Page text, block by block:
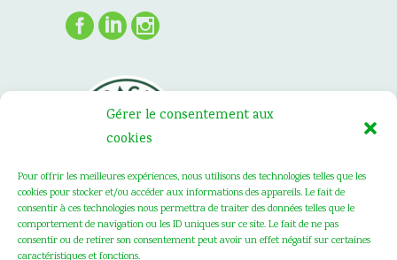
Gérer le consentement aux
cookies
Pour offrir les meilleures expériences, nous utilisons des technologies telles que les
cookies pour stocker et/ou accéder aux informations des appareils. Le fait de
consentir à ces technologies nous permettra de traiter des données telles que le
comportement de navigation ou les ID uniques sur ce site. Le fait de ne pas
consentir ou de retirer son consentement peut avoir un effet négatif sur certaines
caractéristiques et fonctions.